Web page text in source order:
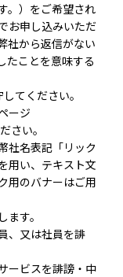
。）をご希望され
お申し込みいただ
社から返信がない
たことを意味する
てください。
ージ
さい。
社名表記「リック
用い、テキスト文
用のバナーはご用
す。
、又は社員を誹
ービスを誹謗・中